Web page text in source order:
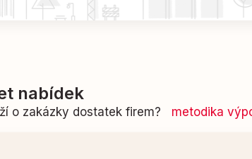
nabídek
o zakázky dostatek firem? metodika